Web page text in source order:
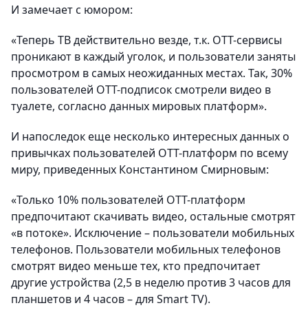
И замечает с юмором:
«Теперь ТВ действительно везде, т.к. OTT-сервисы
проникают в каждый уголок, и пользователи заняты
просмотром в самых неожиданных местах. Так, 30%
пользователей ОТТ-подписок смотрели видео в
туалете, согласно данных мировых платформ».
И напоследок еще несколько интересных данных о
привычках пользователей ОТТ-платформ по всему
миру, приведенных Константином Смирновым:
«Только 10% пользователей ОТТ-платформ
предпочитают скачивать видео, остальные смотрят
«в потоке». Исключение – пользователи мобильных
телефонов. Пользователи мобильных телефонов
смотрят видео меньше тех, кто предпочитает
другие устройства (2,5 в неделю против 3 часов для
планшетов и 4 часов – для Smart TV).